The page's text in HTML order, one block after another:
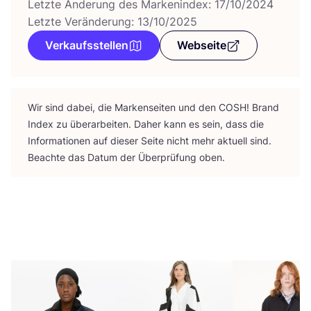
Letzte Änderung des Markenindex: 17/10/2024
Letzte Veränderung: 13/10/2025
Verkaufsstellen
Webseite
Wir sind dabei, die Mar­ken­sei­ten und den COSH! Brand
Index zu über­ar­bei­ten. Daher kann es sein, dass die
Infor­ma­tio­nen auf die­ser Sei­te nicht mehr aktu­ell sind.
Beach­te das Datum der Über­prü­fung oben.